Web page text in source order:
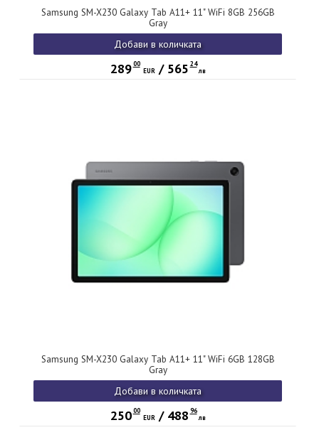
Samsung SM-X230 Galaxy Tab A11+ 11" WiFi 8GB 256GB
Gray
Добави в количката
289 00
EUR/ 565 24
лв
Samsung SM-X230 Galaxy Tab A11+ 11" WiFi 6GB 128GB
Gray
Добави в количката
250 00
EUR/ 488 96
лв